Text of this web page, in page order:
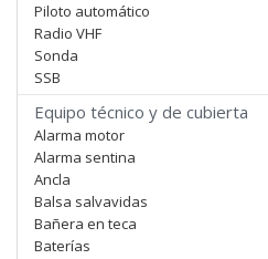
Piloto automático
Radio VHF
Sonda
SSB
Equipo técnico y de cubierta
Alarma motor
Alarma sentina
Ancla
Balsa salvavidas
Bañera en teca
Baterías